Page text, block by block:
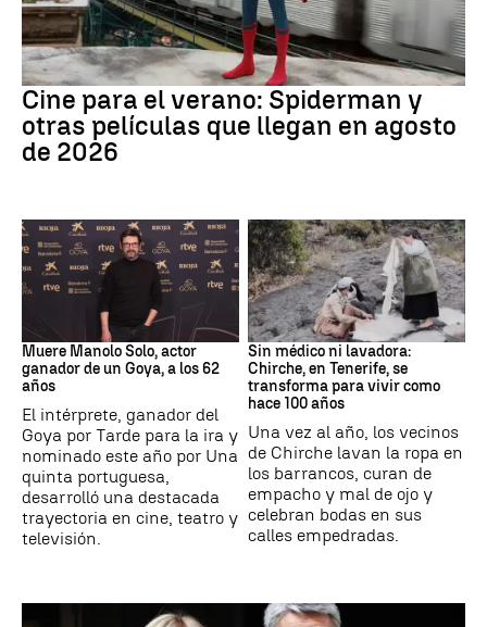
Cine
Cine para el verano: Spiderman y
otras películas que llegan en agosto
de 2026
Actor
Muere Manolo Solo, actor
ganador de un Goya, a los 62
años
El intérprete, ganador del
Goya por Tarde para la ira y
nominado este año por Una
quinta portuguesa,
desarrolló una destacada
trayectoria en cine, teatro y
televisión.
Canarias
Sin médico ni lavadora:
Chirche, en Tenerife, se
transforma para vivir como
hace 100 años
Una vez al año, los vecinos
de Chirche lavan la ropa en
los barrancos, curan de
empacho y mal de ojo y
celebran bodas en sus
calles empedradas.